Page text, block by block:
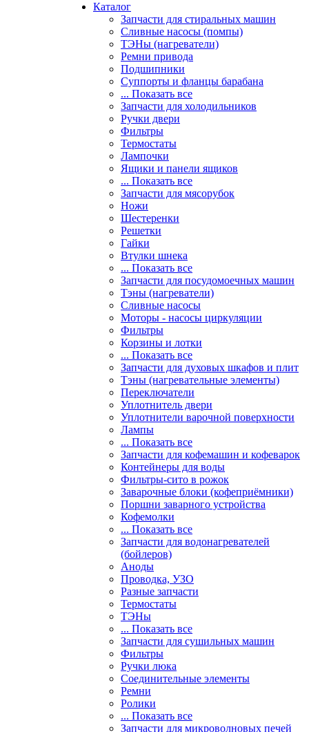
Каталог
Запчасти для стиральных машин
Сливные насосы (помпы)
ТЭНы (нагреватели)
Ремни привода
Подшипники
Суппорты и фланцы барабана
... Показать все
Запчасти для холодильников
Ручки двери
Фильтры
Термостаты
Лампочки
Ящики и панели ящиков
... Показать все
Запчасти для мясорубок
Ножи
Шестеренки
Решетки
Гайки
Втулки шнека
... Показать все
Запчасти для посудомоечных машин
Тэны (нагреватели)
Сливные насосы
Моторы - насосы циркуляции
Фильтры
Корзины и лотки
... Показать все
Запчасти для духовых шкафов и плит
Тэны (нагревательные элементы)
Переключатели
Уплотнитель двери
Уплотнители варочной поверхности
Лампы
... Показать все
Запчасти для кофемашин и кофеварок
Контейнеры для воды
Фильтры-сито в рожок
Заварочные блоки (кофеприёмники)
Поршни заварного устройства
Кофемолки
... Показать все
Запчасти для водонагревателей
(бойлеров)
Аноды
Проводка, УЗО
Разные запчасти
Термостаты
ТЭНы
... Показать все
Запчасти для сушильных машин
Фильтры
Ручки люка
Соединительные элементы
Ремни
Ролики
... Показать все
Запчасти для микроволновых печей